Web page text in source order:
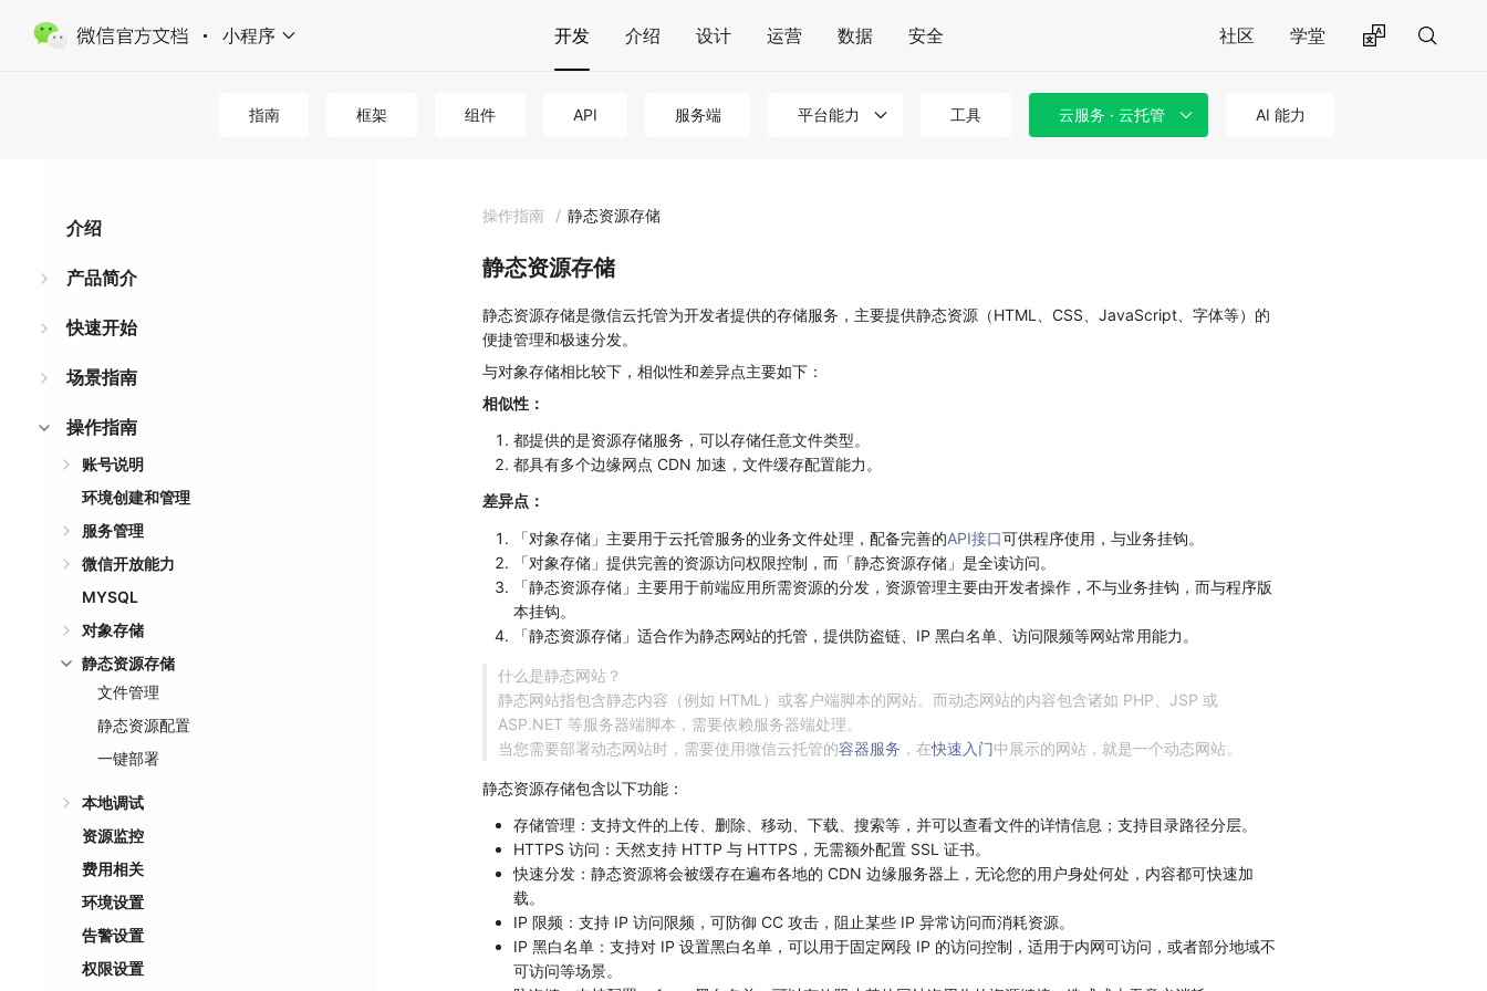
小程序 开发 介绍 设计 运营 数据 安全 社区 学堂
指南 框架 组件 API 服务端 平台能力 工具 云服务 · 云托管 AI 能力
介绍
产品简介
快速开始
场景指南
操作指南
账号说明
环境创建和管理
服务管理
微信开放能力
MYSQL
对象存储
静态资源存储
文件管理
静态资源配置
一键部署
本地调试
资源监控
费用相关
环境设置
告警设置
权限设置
操作指南 / 静态资源存储
静态资源存储
静态资源存储是微信云托管为开发者提供的存储服务，主要提供静态资源（HTML、CSS、JavaScript、字体等）的
便捷管理和极速分发。
与对象存储相比较下，相似性和差异点主要如下：
相似性：
都提供的是资源存储服务，可以存储任意文件类型。
都具有多个边缘网点 CDN 加速，文件缓存配置能力。
差异点：
「对象存储」主要用于云托管服务的业务文件处理，配备完善的API接口可供程序使用，与业务挂钩。
「对象存储」提供完善的资源访问权限控制，而「静态资源存储」是全读访问。
「静态资源存储」主要用于前端应用所需资源的分发，资源管理主要由开发者操作，不与业务挂钩，而与程序版
本挂钩。
「静态资源存储」适合作为静态网站的托管，提供防盗链、IP 黑白名单、访问限频等网站常用能力。
什么是静态网站？
静态网站指包含静态内容（例如 HTML）或客户端脚本的网站。而动态网站的内容包含诸如 PHP、JSP 或
ASP.NET 等服务器端脚本，需要依赖服务器端处理。
当您需要部署动态网站时，需要使用微信云托管的容器服务 ，在快速入门中展示的网站，就是一个动态网站。
静态资源存储包含以下功能：
存储管理：支持文件的上传、删除、移动、下载、搜索等，并可以查看文件的详情信息；支持目录路径分层。
HTTPS 访问：天然支持 HTTP 与 HTTPS，无需额外配置 SSL 证书。
快速分发：静态资源将会被缓存在遍布各地的 CDN 边缘服务器上，无论您的用户身处何处，内容都可快速加
载。
IP 限频：支持 IP 访问限频，可防御 CC 攻击，阻止某些 IP 异常访问而消耗资源。
IP 黑白名单：支持对 IP 设置黑白名单，可以用于固定网段 IP 的访问控制，适用于内网可访问，或者部分地域不
可访问等场景。